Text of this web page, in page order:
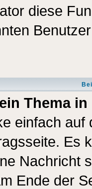
diese
Thema
einfach
Es
Nachricht
Ende der